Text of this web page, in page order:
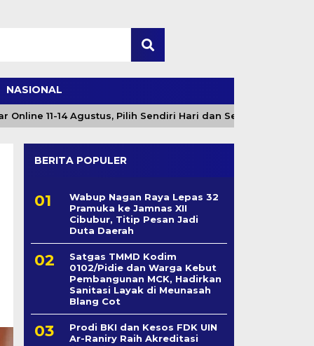
NASIONAL
11-14 Agustus, Pilih Sendiri Hari dan Sesi
BERITA POPULER
Wabup Nagan Raya Lepas 32
Pramuka ke Jamnas XII
Cibubur, Titip Pesan Jadi
Duta Daerah
Satgas TMMD Kodim
0102/Pidie dan Warga Kebut
Pembangunan MCK, Hadirkan
Sanitasi Layak di Meunasah
Blang Cot
Prodi BKI dan Kesos FDK UIN
Ar-Raniry Raih Akreditasi